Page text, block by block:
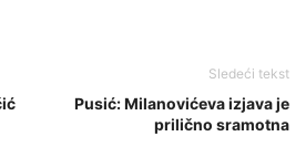
Sledeći tekst
Pusić: Milanovićeva izjava je
prilično sramotna